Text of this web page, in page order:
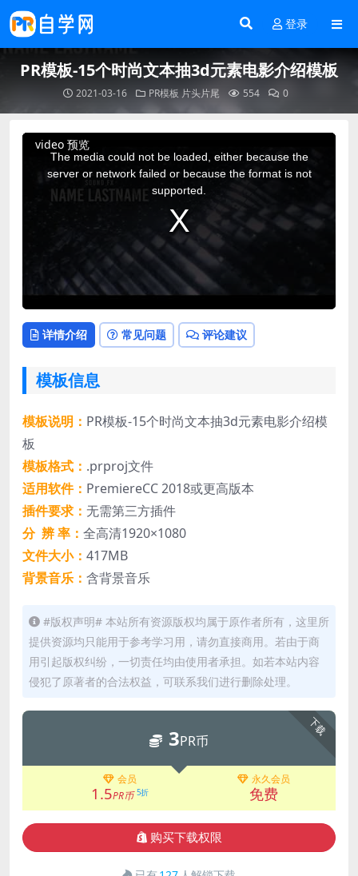
登录
PR模板-15个时尚文本抽3d元素电影介绍模板
2021-03-16 PR模板 片头片尾 554 0
video 预览
This
The media could not be loaded, either because the
server or network failed or because the format is not
supported.
详情介绍 常见问题 评论建议
模板信息
模板说明： PR模板-15个时尚文本抽3d元素电影介绍模
板
模板格式： .prproj文件
适用软件： PremiereCC 2018或更高版本
插件要求： 无需第三方插件
分 辨 率： 全高清1920×1080
文件大小： 417MB
背景音乐： 含背景音乐
#版权声明# 本站所有资源版权均属于原作者所有，这里所
提供资源均只能用于参考学习用，请勿直接商用。若由于商
用引起版权纠纷，一切责任均由使用者承担。如若本站内容
侵犯了原著者的合法权益，可联系我们进行删除处理。
下载
3PR币
会员
1.5PR币 5折
永久会员
免费
购买下载权限